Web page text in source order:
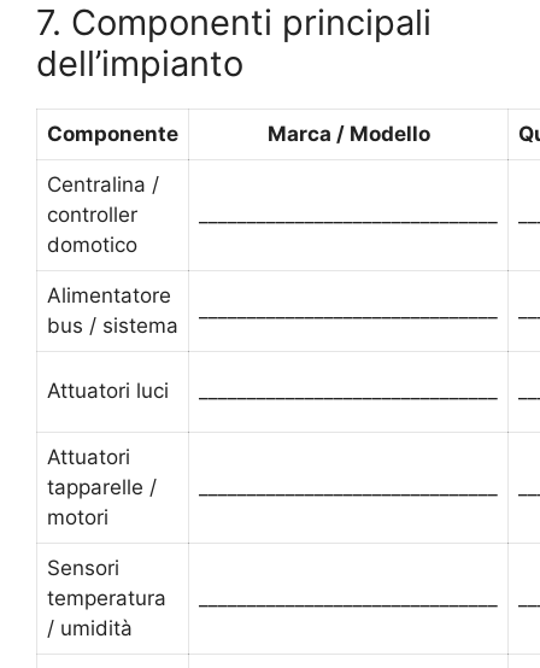
7. Componenti principali
dell’impianto
Componente Marca / Modello
Centralina /
controller
domotico
Alimentatore
bus / sistema
Attuatori luci
Attuatori
tapparelle /
motori
Sensori
temperatura
/ umidità